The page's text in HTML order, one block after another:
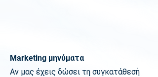
Marketing μηνύματα
Αν μας έχεις δώσει τη συγκατάθεσή